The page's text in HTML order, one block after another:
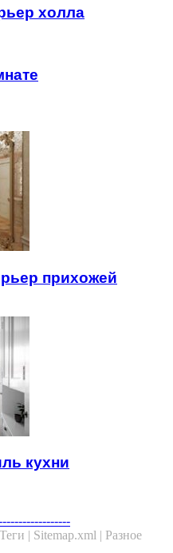
холла
прихожей
кухни
Теги | Sitemap.xml | Разное